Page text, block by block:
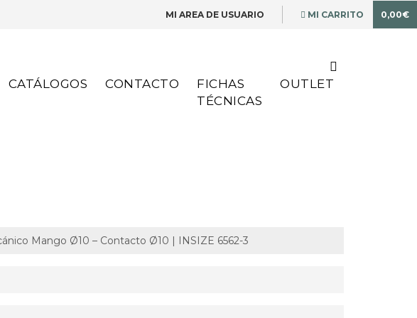
MI CARRITO 0,00€
MI AREA DE USUARIO
CATÁLOGOS CONTACTO
FICHAS
TÉCNICAS
OUTLET